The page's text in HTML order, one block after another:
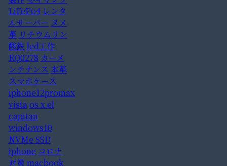
LiFePo4 レンタ
ルサーバー ヌメ
革 リチウムリン
酸鉄 led工作
RQ0278 カーメ
ンテナンス 本革
スマホケース
iphone12promax
vistaos x el
capitan
windows10
NVMe SSD
iphone コロナ
対策macbook